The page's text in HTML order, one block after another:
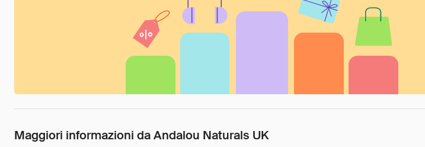
Maggiori informazioni da Andalou Naturals UK